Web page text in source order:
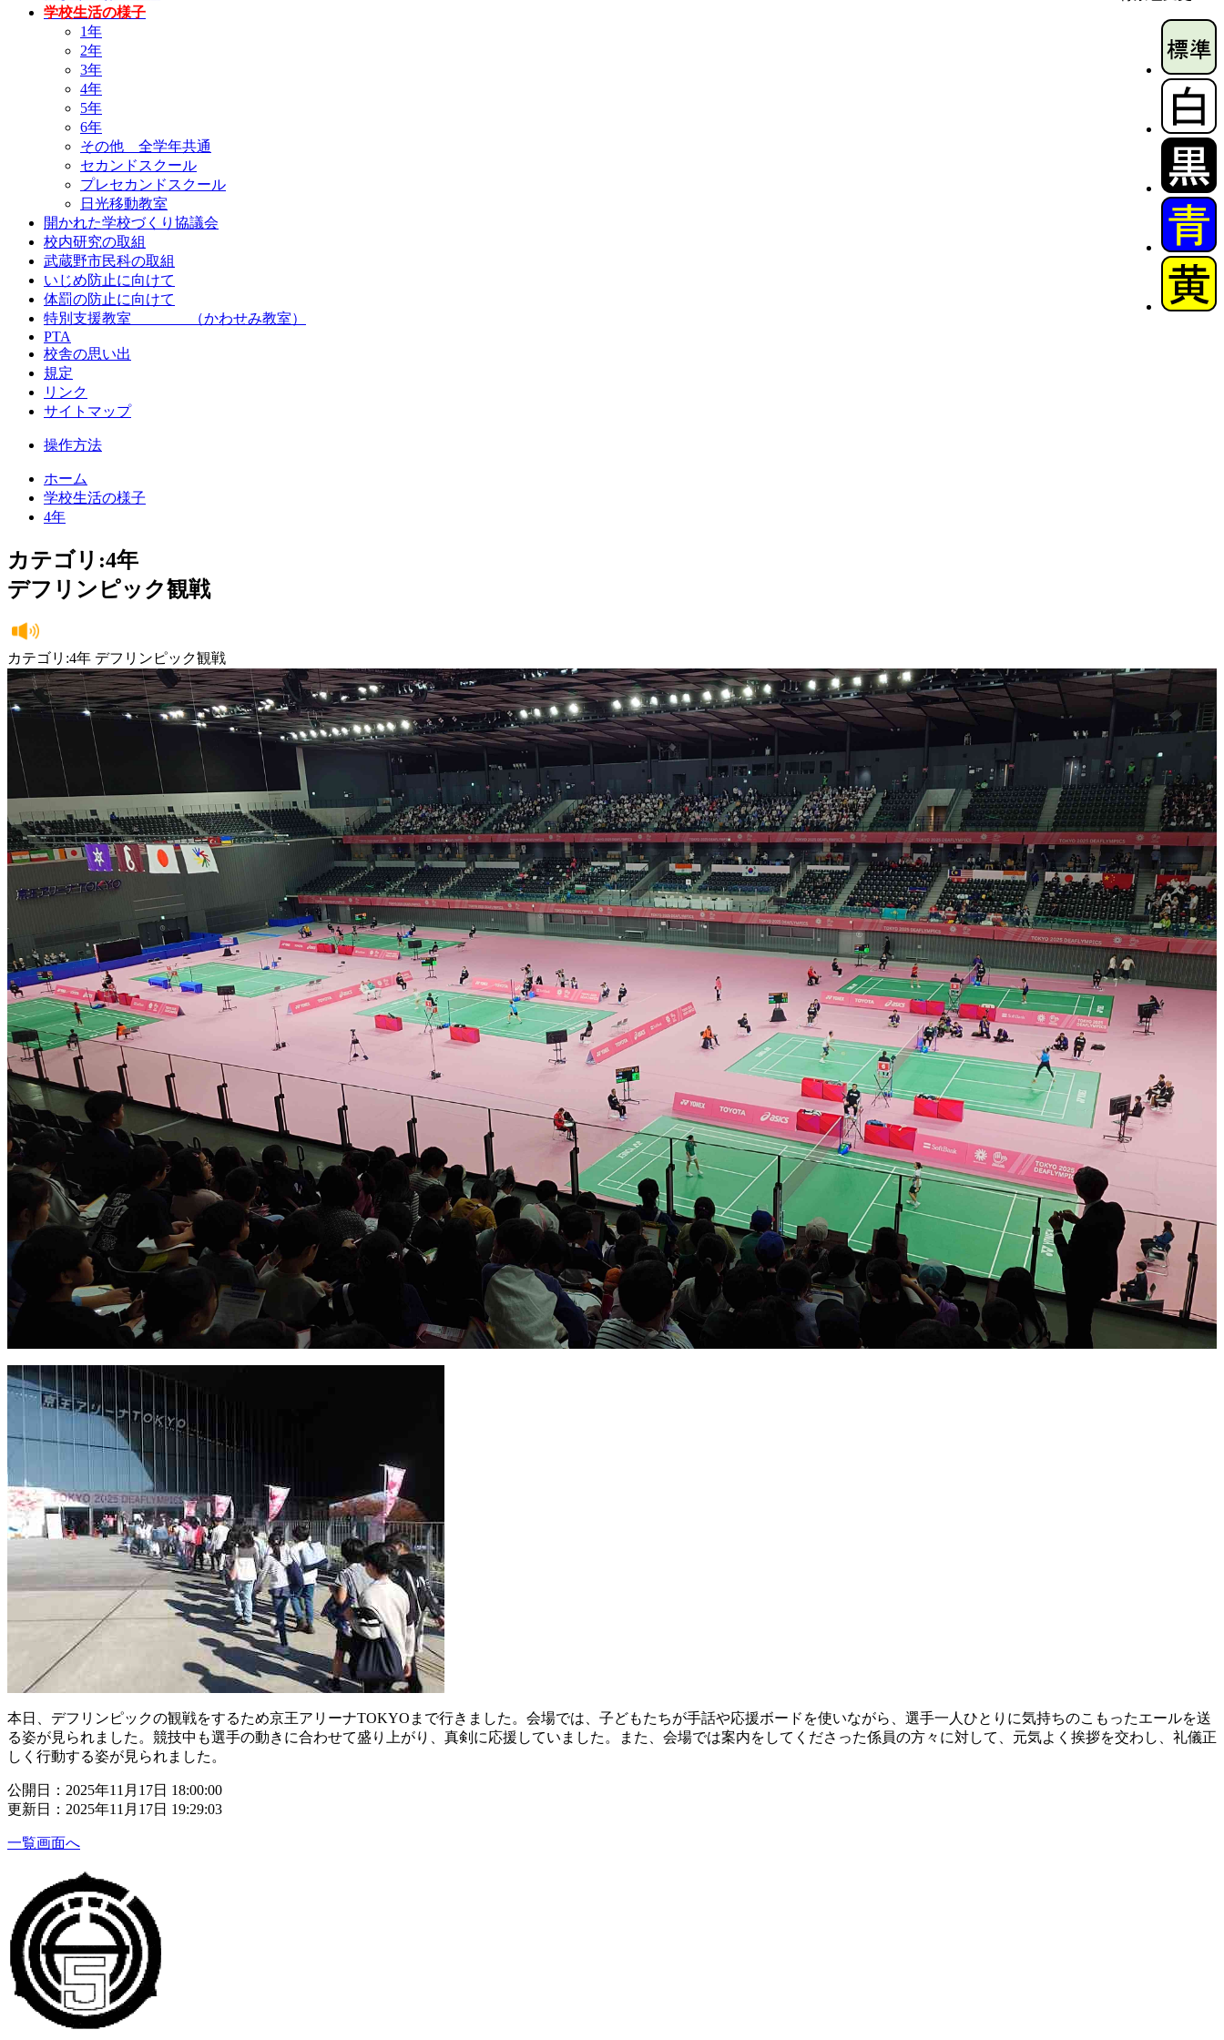
学校生活の様子
1年
2年
3年
4年
5年
6年
その他 全学年共通
セカンドスクール
プレセカンドスクール
日光移動教室
開かれた学校づくり協議会
校内研究の取組
武蔵野市民科の取組
いじめ防止に向けて
体罰の防止に向けて
特別支援教室 （かわせみ教室）
PTA
校舎の思い出
規定
リンク
サイトマップ
操作方法
ホーム
学校生活の様子
4年
カテゴリ:4年
デフリンピック観戦
カテゴリ:4年 デフリンピック観戦
本日、デフリンピックの観戦をするため京王アリーナTOKYOまで行きました。会場では、子どもたちが手話や応援ボードを使いながら、選手一人ひとりに気持ちのこもったエールを送
る姿が見られました。競技中も選手の動きに合わせて盛り上がり、真剣に応援していました。また、会場では案内をしてくださった係員の方々に対して、元気よく挨拶を交わし、礼儀正
しく行動する姿が見られました。
公開日：2025年11月17日 18:00:00
更新日：2025年11月17日 19:29:03
一覧画面へ